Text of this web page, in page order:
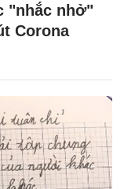
"nhắc nhở"
Corona